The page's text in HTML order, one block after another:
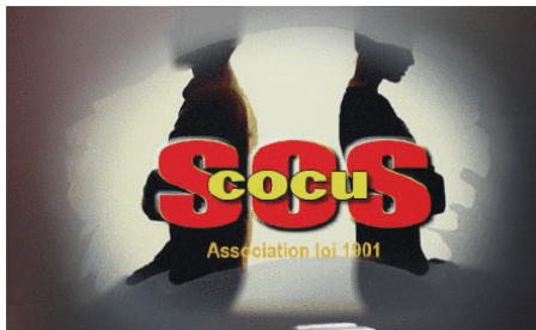
SOS cocu
SOS cocu est une association loi 1901 dont l'objet est le soutien aux victimes d'adultère.
Pouvoir parler, se confier, recevoir un soutien moral pour traverser une situation
personnelle douloureuse